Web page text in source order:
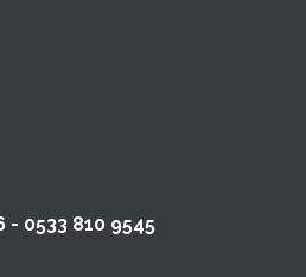
- 0533 810 9545